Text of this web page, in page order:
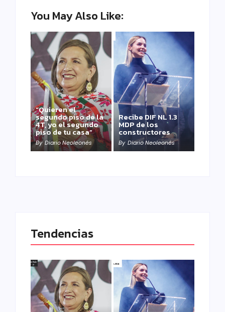
You May Also Like:
“Quieren el
segundo piso de la
4T, yo el segundo
piso de tu casa”
By Diario Neoleonés
Recibe DIF NL 1.3
MDP de los
constructores
By Diario Neoleonés
Tendencias